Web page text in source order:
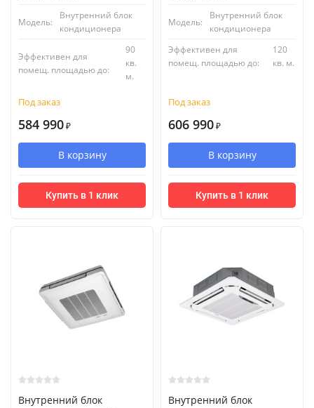
Модель:
Внутренний блок
кондиционера
Эффективен для
помещ. площадью до:
90
кв.
м.
Под заказ
584 990 ₽
В корзину
Купить в 1 клик
Модель:
Внутренний блок
кондиционера
Эффективен для
помещ. площадью до:
120
кв. м.
Под заказ
606 990 ₽
В корзину
Купить в 1 клик
Внутренний блок
Внутренний блок